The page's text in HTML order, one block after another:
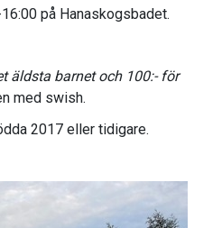
på Hanaskogsbadet.
äldsta barnet och 100:- för
med swish.
2017 eller tidigare.